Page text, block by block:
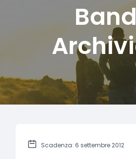
Scadenza: 6 settembre 2012